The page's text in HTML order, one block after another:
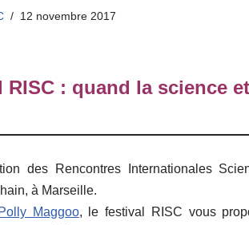
12 novembre 2017
RISC : quand la science
des Rencontres Internationales
à Marseille.
Polly Maggoo, le festival RISC vous